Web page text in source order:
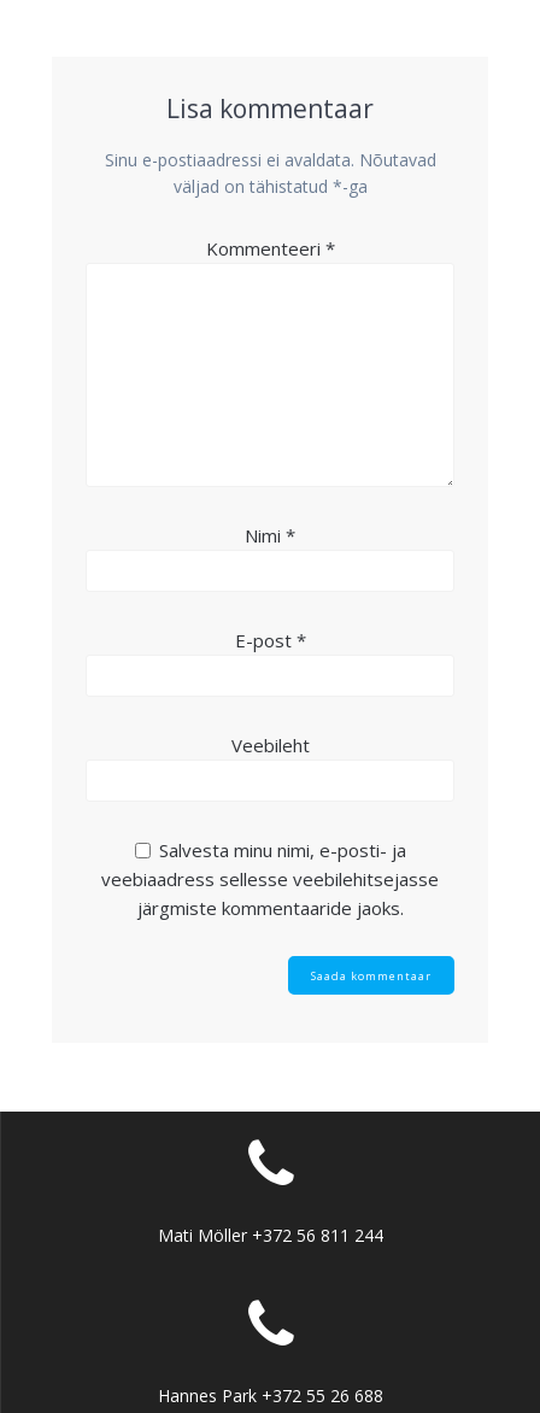
Lisa kommentaar
Sinu e-postiaadressi ei avaldata. Nõutavad
väljad on tähistatud *-ga
Kommenteeri *
Nimi *
E-post *
Veebileht
Salvesta minu nimi, e-posti- ja
veebiaadress sellesse veebilehitsejasse
järgmiste kommentaaride jaoks.
Mati Möller +372 56 811 244
Hannes Park +372 55 26 688